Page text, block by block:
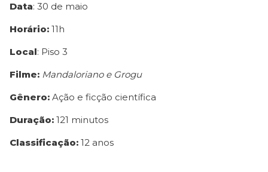
Data: 30 de maio
Horário: 11h
Local: Piso 3
Filme: Mandaloriano e Grogu
Gênero: Ação e ficção científica
Duração: 121 minutos
Classificação: 12 anos